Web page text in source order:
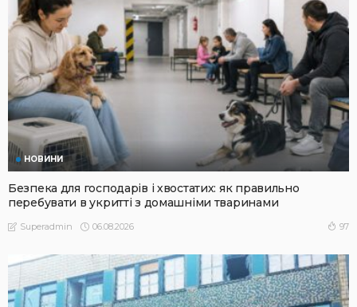
НОВИНИ
Безпека для господарів і хвостатих: як правильно
перебувати в укритті з домашніми тваринами
Superadmin 06.08.2026 97